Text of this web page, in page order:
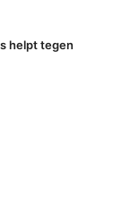
helpt tegen